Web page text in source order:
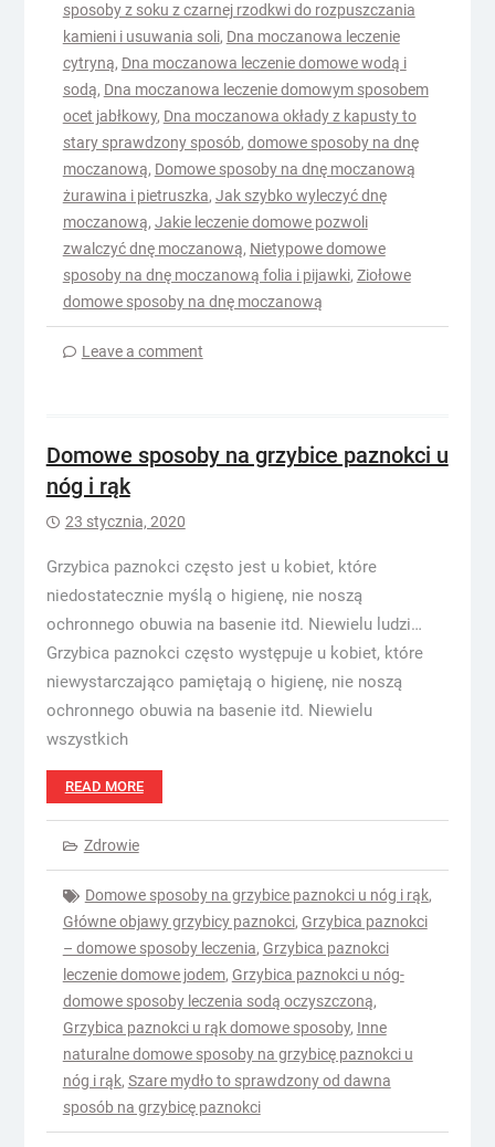
sposoby z soku z czarnej rzodkwi do rozpuszczania
kamieni i usuwania soli, Dna moczanowa leczenie
cytryną, Dna moczanowa leczenie domowe wodą i
sodą, Dna moczanowa leczenie domowym sposobem
ocet jabłkowy, Dna moczanowa okłady z kapusty to
stary sprawdzony sposób, domowe sposoby na dnę
moczanową, Domowe sposoby na dnę moczanową
żurawina i pietruszka, Jak szybko wyleczyć dnę
moczanową, Jakie leczenie domowe pozwoli
zwalczyć dnę moczanową, Nietypowe domowe
sposoby na dnę moczanową folia i pijawki, Ziołowe
domowe sposoby na dnę moczanową
Leave a comment
Domowe sposoby na grzybice paznokci u
nóg i rąk
23 stycznia, 2020
Grzybica paznokci często jest u kobiet, które
niedostatecznie myślą o higienę, nie noszą
ochronnego obuwia na basenie itd. Niewielu ludzi…
Grzybica paznokci często występuje u kobiet, które
niewystarczająco pamiętają o higienę, nie noszą
ochronnego obuwia na basenie itd. Niewielu
wszystkich
READ MORE
Zdrowie
Domowe sposoby na grzybice paznokci u nóg i rąk,
Główne objawy grzybicy paznokci, Grzybica paznokci
– domowe sposoby leczenia, Grzybica paznokci
leczenie domowe jodem, Grzybica paznokci u nóg-
domowe sposoby leczenia sodą oczyszczoną,
Grzybica paznokci u rąk domowe sposoby, Inne
naturalne domowe sposoby na grzybicę paznokci u
nóg i rąk, Szare mydło to sprawdzony od dawna
sposób na grzybicę paznokci